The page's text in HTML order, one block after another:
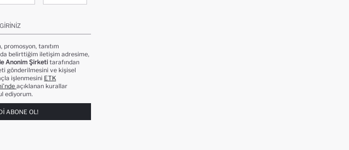
promosyon, tanıtım
belirttiğim iletişim adresime,
Anonim Şirketi tarafından
gönderilmesini ve kişisel
işlenmesini ETK
açıklanan kurallar
ediyorum.
ABONE OL!